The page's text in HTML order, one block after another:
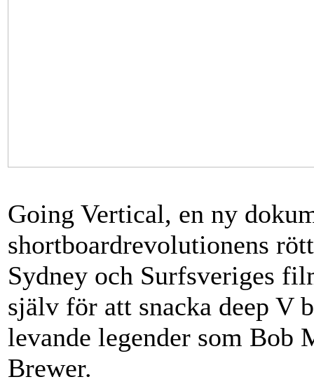
Going Vertical, en ny
shortboardrevolutionens
Sydney och Surfsveriges
själv för att snacka deep V
levande legender som
Brewer.